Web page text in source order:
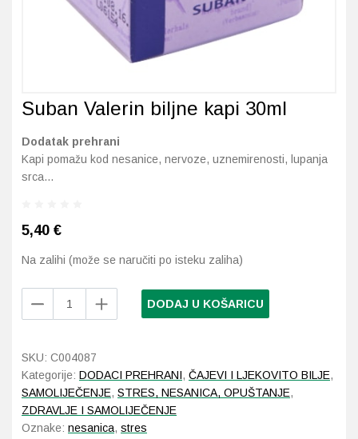
Probava, hemoroidi,
Stres, nesanica,
Uho, grlo, nos
Suban Valerin biljne kapi 30ml
Dodatak prehrani
Kapi pomažu kod nesanice, nervoze, uznemirenosti, lupanja
srca…
5,40 €
Na zalihi (može se naručiti po isteku zaliha)
količina
DODAJ U KOŠARICU
SKU: C004087
Kategorije: DODACI PREHRANI, ČAJEVI I LJEKOVITO BILJE,
SAMOLIJEČENJE, STRES, NESANICA, OPUŠTANJE,
ZDRAVLJE I SAMOLIJEČENJE
Oznake: nesanica, stres